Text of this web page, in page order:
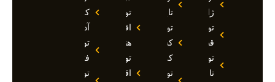
ژاپن
تور
قطر
تور
تاجیکستان
تایلند
تور
کشتی
کروز
تور
تور
اقساطی
هند
تور
اقساطی
کوش
آداسی
تور
فتحیه
تور